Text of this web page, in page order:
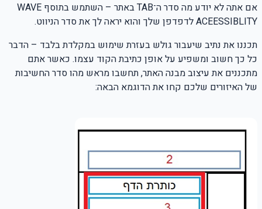
אם אתה לא יודע מה סדר ה־TAB באתר – השתמש בתוסף WAVE
ACEESSIBLITY לדפדפן שלך והוא יראה לך את סדר הניווט.
תכננו את נתיב שיעבור גולש בעזרת שימוש במקלדת בלבד – הדבר
כל כך חשוב ומשפיע על אופן כתיבת הקוד עצמו. כאשר אתם
מתכננים את עיצוב מבנה האתר, תחשבו מראש מהו סדר החשיבות
של האיזורים שלכם קחו את הדוגמא הבאה: